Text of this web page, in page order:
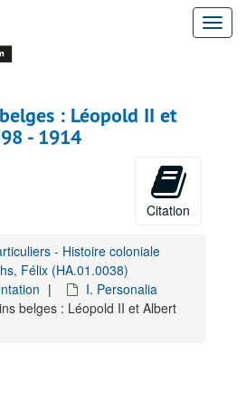
: Léopold II et
- 1914
Citation
- Histoire coloniale
Félix (HA.01.0038)
I. Personalia
belges : Léopold II et Albert